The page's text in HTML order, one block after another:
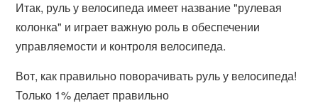
Итак, руль у велосипеда имеет название "рулевая
колонка" и играет важную роль в обеспечении
управляемости и контроля велосипеда.
Вот, как правильно поворачивать руль у велосипеда!
Только 1% делает правильно